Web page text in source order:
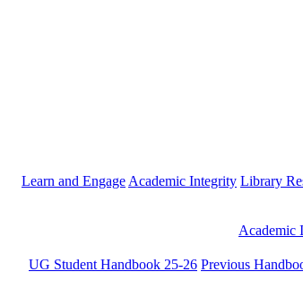
Learn and Engage Academic Integrity Library
Academic
UG Student Handbook 25-26 Previous